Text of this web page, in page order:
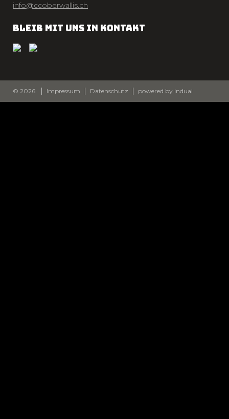
info@ccoberwallis.ch
BLEIB MIT UNS IN KONTAKT
© 2026 Impressum Datenschutz powered by indual